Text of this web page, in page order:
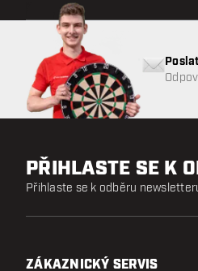
PŘIHLASTE SE K
Přihlaste se k odběru
ZÁKAZNICKÝ SERVIS